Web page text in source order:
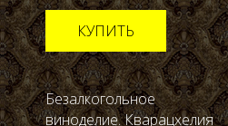
КУПИТЬ
Безалкогольное
виноделие. Кварацхелия